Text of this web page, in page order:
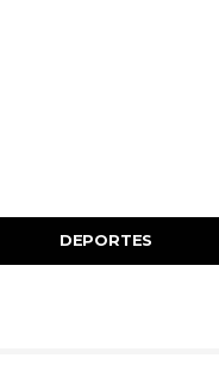
DEPORTES